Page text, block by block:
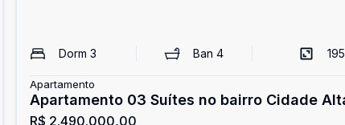
Dorm 3 Ban4 195
Apartamento
Apartamento 03 Suítes no bairro Cidade
R$ 2.490.000,00